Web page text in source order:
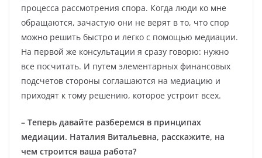
процесса рассмотрения спора. Когда люди ко мне
обращаются, зачастую они не верят в то, что спор
можно решить быстро и легко с помощью медиации.
На первой же консультации я сразу говорю: нужно
все посчитать. И путем элементарных финансовых
подсчетов стороны соглашаются на медиацию и
приходят к тому решению, которое устроит всех.
– Теперь давайте разберемся в принципах
медиации. Наталия Витальевна, расскажите, на
чем строится ваша работа?